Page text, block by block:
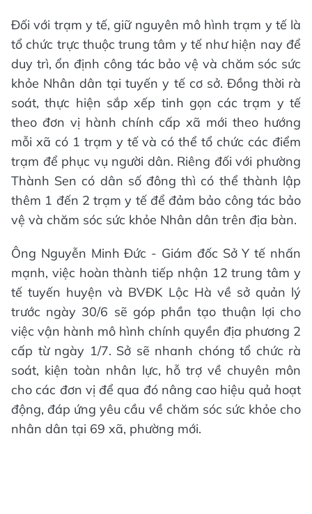
Đối với trạm y tế, giữ nguyên mô hình trạm y tế là
tổ chức trực thuộc trung tâm y tế như hiện nay để
duy trì, ổn định công tác bảo vệ và chăm sóc sức
khỏe Nhân dân tại tuyến y tế cơ sở. Đồng thời rà
soát, thực hiện sắp xếp tinh gọn các trạm y tế
theo đơn vị hành chính cấp xã mới theo hướng
mỗi xã có 1 trạm y tế và có thể tổ chức các điểm
trạm để phục vụ người dân. Riêng đối với phường
Thành Sen có dân số đông thì có thể thành lập
thêm 1 đến 2 trạm y tế để đảm bảo công tác bảo
vệ và chăm sóc sức khỏe Nhân dân trên địa bàn.
Ông Nguyễn Minh Đức - Giám đốc Sở Y tế nhấn
mạnh, việc hoàn thành tiếp nhận 12 trung tâm y
tế tuyến huyện và BVĐK Lộc Hà về sở quản lý
trước ngày 30/6 sẽ góp phần tạo thuận lợi cho
việc vận hành mô hình chính quyền địa phương 2
cấp từ ngày 1/7. Sở sẽ nhanh chóng tổ chức rà
soát, kiện toàn nhân lực, hỗ trợ về chuyên môn
cho các đơn vị để qua đó nâng cao hiệu quả hoạt
động, đáp ứng yêu cầu về chăm sóc sức khỏe cho
nhân dân tại 69 xã, phường mới.